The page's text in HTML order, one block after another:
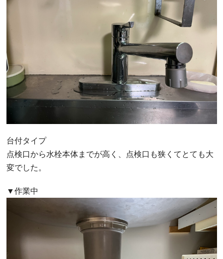
台付タイプ
点検口から水栓本体までが高く、点検口も狭くてとても大
変でした。
▼作業中